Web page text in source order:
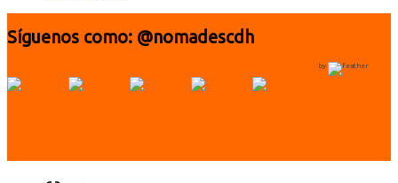
Síguenos como: @nomadescdh
by